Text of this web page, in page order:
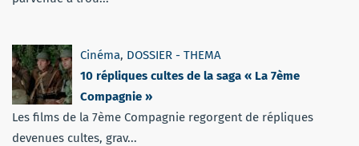
Cinéma, DOSSIER - THEMA
10 répliques cultes de la saga « La 7ème
Compagnie »
Les films de la 7ème Compagnie regorgent de répliques
devenues cultes, grav...